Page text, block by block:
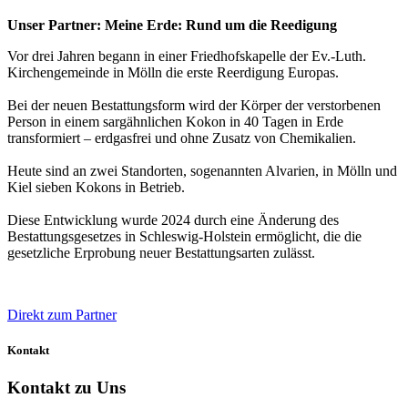
Unser Partner: Meine Erde: Rund um die Reedigung
Vor drei Jahren begann in einer Friedhofskapelle der Ev.-Luth.
Kirchengemeinde in Mölln die erste Reerdigung Europas.
Bei der neuen Bestattungsform wird der Körper der verstorbenen
Person in einem sargähnlichen Kokon in 40 Tagen in Erde
transformiert – erdgasfrei und ohne Zusatz von Chemikalien.
Heute sind an zwei Standorten, sogenannten Alvarien, in Mölln und
Kiel sieben Kokons in Betrieb.
Diese Entwicklung wurde 2024 durch eine Änderung des
Bestattungsgesetzes in Schleswig-Holstein ermöglicht, die die
gesetzliche Erprobung neuer Bestattungsarten zulässt.
Direkt zum Partner
Kontakt
Kontakt zu Uns